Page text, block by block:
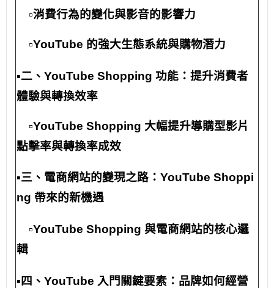
▫️消費行為的變化與影音的影響力
▫️YouTube 的強大生態系統與購物潛力
▪️二、YouTube Shopping 功能：提升消費者
體驗與轉換效率
▫️YouTube Shopping 大幅提升導購型影片
點擊率與轉換率成效
▪️三、電商網站的變現之路：YouTube Shoppi
ng 帶來的新機遇
▫️YouTube Shopping 與電商網站的核心邏
輯
▪️四、YouTube 入門關鍵要素：品牌如何經營